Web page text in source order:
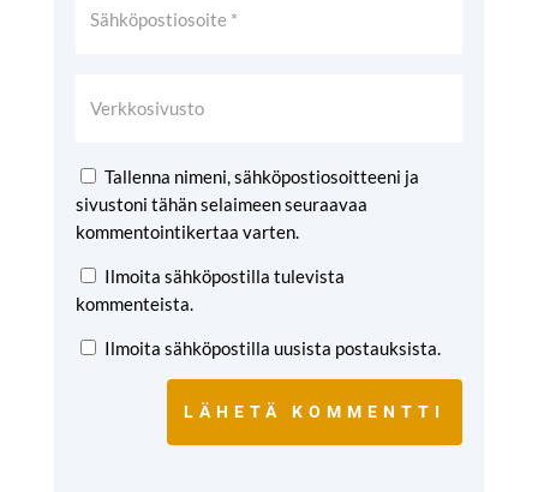
Tallenna nimeni, sähköpostiosoitteeni ja
sivustoni tähän selaimeen seuraavaa
kommentointikertaa varten.
Ilmoita sähköpostilla tulevista
kommenteista.
Ilmoita sähköpostilla uusista postauksista.
LÄHETÄ KOMMENTTI